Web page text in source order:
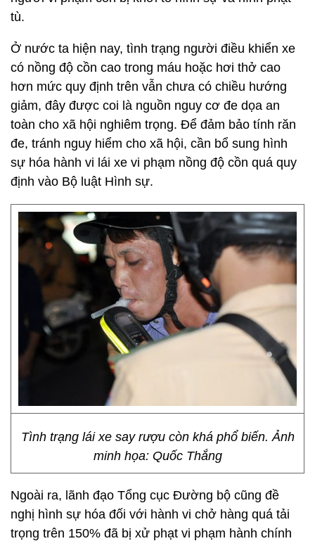
tù.
Ở nước ta hiện nay, tình trạng người điều khiển xe
có nồng độ cồn cao trong máu hoặc hơi thở cao
hơn mức quy định trên vẫn chưa có chiều hướng
giảm, đây được coi là nguồn nguy cơ đe dọa an
toàn cho xã hội nghiêm trọng. Để đảm bảo tính răn
đe, tránh nguy hiểm cho xã hội, cần bổ sung hình
sự hóa hành vi lái xe vi phạm nồng độ cồn quá quy
định vào Bộ luật Hình sự.
Tình trạng lái xe say rượu còn khá phổ biến. Ảnh
minh họa: Quốc Thắng
Ngoài ra, lãnh đạo Tổng cục Đường bộ cũng đề
nghị hình sự hóa đối với hành vi chở hàng quá tải
trọng trên 150% đã bị xử phạt vi phạm hành chính